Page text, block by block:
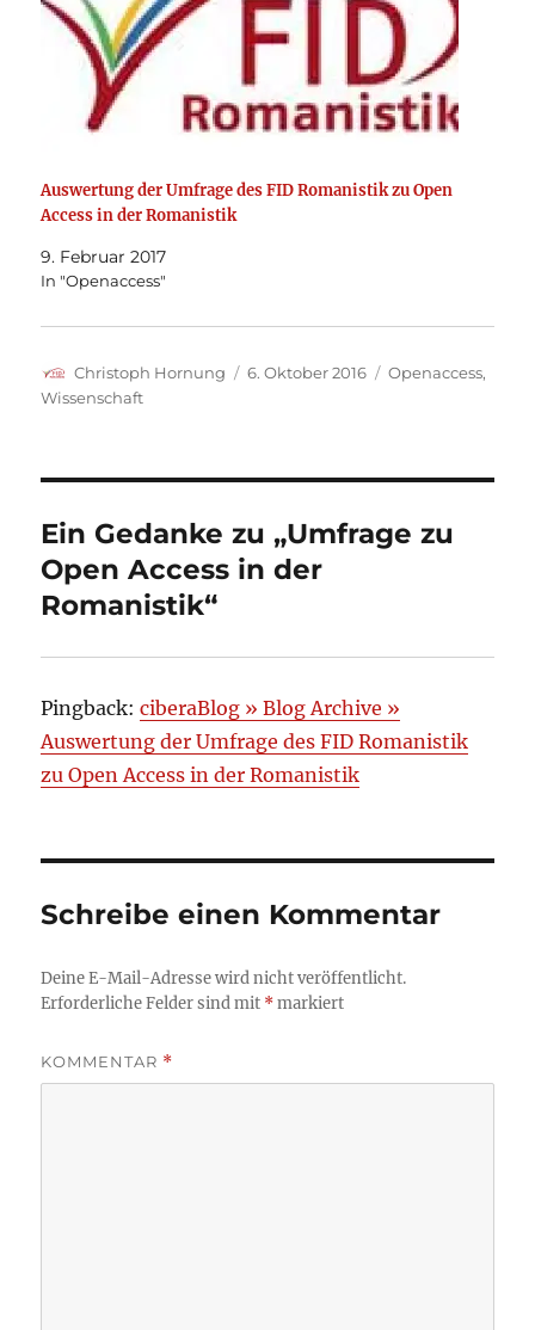
Auswertung der Umfrage des FID Romanistik zu Open
Access in der Romanistik
9. Februar 2017
In "Openaccess"
Autor
Christoph Hornung
Veröffentlicht
6. Oktober 2016 Kategorien
Openaccess,
Wissenschaft
Ein Gedanke zu „Umfrage zu
Open Access in der
Romanistik“
Pingback:ciberaBlog » Blog Archive »
Auswertung der Umfrage des FID Romanistik
zu Open Access in der Romanistik
Schreibe einen Kommentar
Deine E-Mail-Adresse wird nicht veröffentlicht.
Erforderliche Felder sind mit *markiert
KOMMENTAR *